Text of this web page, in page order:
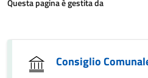
Questa pagina è gestita da
Consiglio